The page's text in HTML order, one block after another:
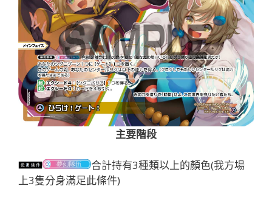
主要階段
合計持有3種類以上的顏色(我方場
上3隻分身滿足此條件)